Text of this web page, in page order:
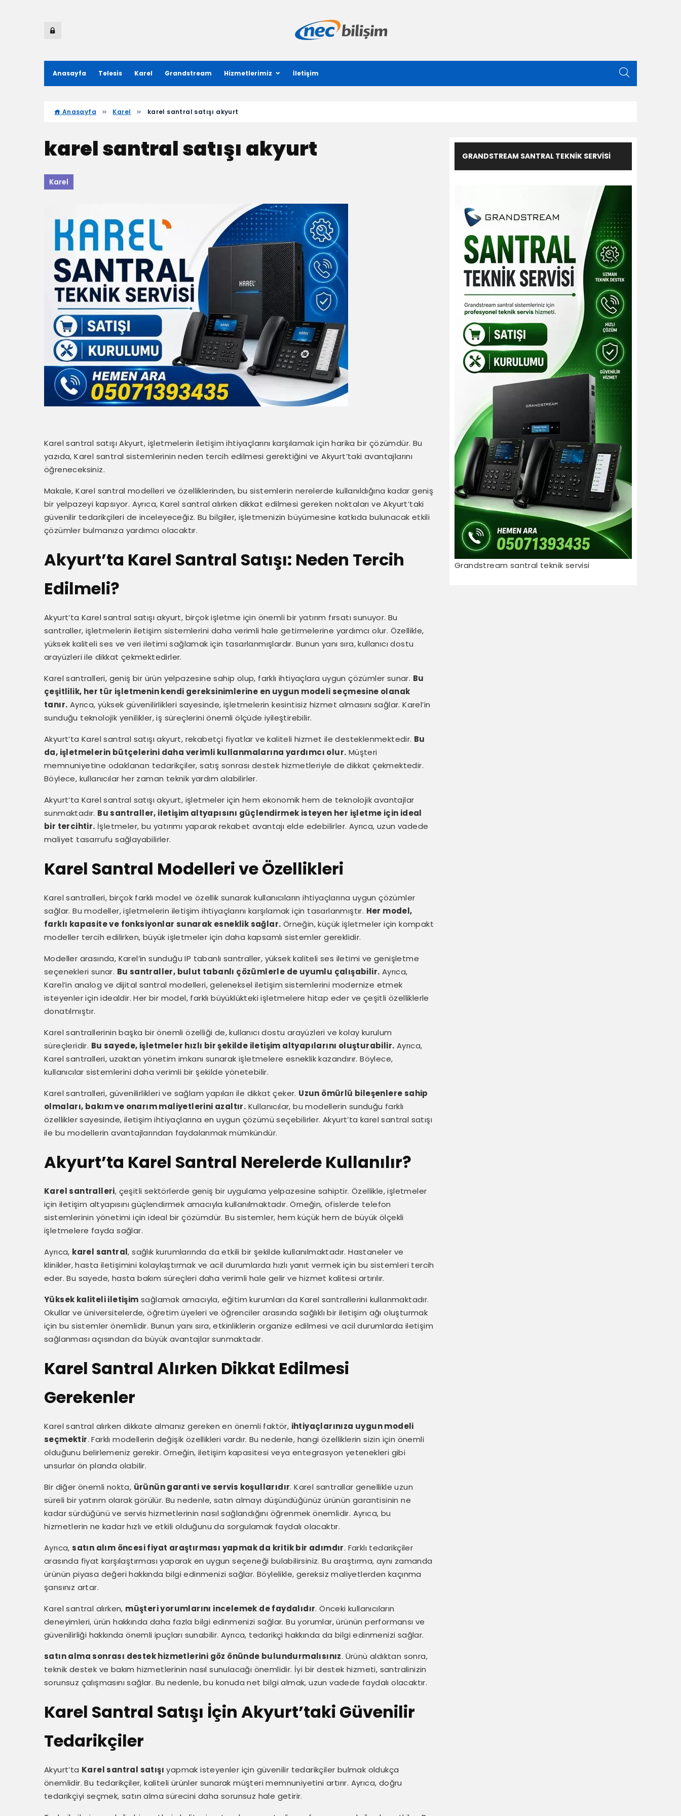
Anasayfa Telesis Karel Grandstream Hizmetlerimiz İletişim
Anasayfa Karel karel santral satışı akyurt
karel santral satışı akyurt
Karel
Karel santral satışı Akyurt, işletmelerin iletişim ihtiyaçlarını karşılamak için harika bir çözümdür. Bu
yazıda, Karel santral sistemlerinin neden tercih edilmesi gerektiğini ve Akyurt’taki avantajlarını
öğreneceksiniz.
Makale, Karel santral modelleri ve özelliklerinden, bu sistemlerin nerelerde kullanıldığına kadar geniş
bir yelpazeyi kapsıyor. Ayrıca, Karel santral alırken dikkat edilmesi gereken noktaları ve Akyurt’taki
güvenilir tedarikçileri de inceleyeceğiz. Bu bilgiler, işletmenizin büyümesine katkıda bulunacak etkili
çözümler bulmanıza yardımcı olacaktır.
Akyurt’ta Karel Santral Satışı: Neden Tercih
Edilmeli?
Akyurt’ta Karel santral satışı akyurt, birçok işletme için önemli bir yatırım fırsatı sunuyor. Bu
santraller, işletmelerin iletişim sistemlerini daha verimli hale getirmelerine yardımcı olur. Özellikle,
yüksek kaliteli ses ve veri iletimi sağlamak için tasarlanmışlardır. Bunun yanı sıra, kullanıcı dostu
arayüzleri ile dikkat çekmektedirler.
Karel santralleri, geniş bir ürün yelpazesine sahip olup, farklı ihtiyaçlara uygun çözümler sunar. Bu
çeşitlilik, her tür işletmenin kendi gereksinimlerine en uygun modeli seçmesine olanak
tanır. Ayrıca, yüksek güvenilirlikleri sayesinde, işletmelerin kesintisiz hizmet almasını sağlar. Karel’in
sunduğu teknolojik yenilikler, iş süreçlerini önemli ölçüde iyileştirebilir.
Akyurt’ta Karel santral satışı akyurt, rekabetçi fiyatlar ve kaliteli hizmet ile desteklenmektedir. Bu
da, işletmelerin bütçelerini daha verimli kullanmalarına yardımcı olur. Müşteri
memnuniyetine odaklanan tedarikçiler, satış sonrası destek hizmetleriyle de dikkat çekmektedir.
Böylece, kullanıcılar her zaman teknik yardım alabilirler.
Akyurt’ta Karel santral satışı akyurt, işletmeler için hem ekonomik hem de teknolojik avantajlar
sunmaktadır. Bu santraller, iletişim altyapısını güçlendirmek isteyen her işletme için ideal
bir tercihtir. İşletmeler, bu yatırımı yaparak rekabet avantajı elde edebilirler. Ayrıca, uzun vadede
maliyet tasarrufu sağlayabilirler.
Karel Santral Modelleri ve Özellikleri
Karel santralleri, birçok farklı model ve özellik sunarak kullanıcıların ihtiyaçlarına uygun çözümler
sağlar. Bu modeller, işletmelerin iletişim ihtiyaçlarını karşılamak için tasarlanmıştır. Her model,
farklı kapasite ve fonksiyonlar sunarak esneklik sağlar. Örneğin, küçük işletmeler için kompakt
modeller tercih edilirken, büyük işletmeler için daha kapsamlı sistemler gereklidir.
Modeller arasında, Karel’in sunduğu IP tabanlı santraller, yüksek kaliteli ses iletimi ve genişletme
seçenekleri sunar. Bu santraller, bulut tabanlı çözümlerle de uyumlu çalışabilir. Ayrıca,
Karel’in analog ve dijital santral modelleri, geleneksel iletişim sistemlerini modernize etmek
isteyenler için idealdir. Her bir model, farklı büyüklükteki işletmelere hitap eder ve çeşitli özelliklerle
donatılmıştır.
Karel santrallerinin başka bir önemli özelliği de, kullanıcı dostu arayüzleri ve kolay kurulum
süreçleridir. Bu sayede, işletmeler hızlı bir şekilde iletişim altyapılarını oluşturabilir. Ayrıca,
Karel santralleri, uzaktan yönetim imkanı sunarak işletmelere esneklik kazandırır. Böylece,
kullanıcılar sistemlerini daha verimli bir şekilde yönetebilir.
Karel santralleri, güvenilirlikleri ve sağlam yapıları ile dikkat çeker. Uzun ömürlü bileşenlere sahip
olmaları, bakım ve onarım maliyetlerini azaltır. Kullanıcılar, bu modellerin sunduğu farklı
özellikler sayesinde, iletişim ihtiyaçlarına en uygun çözümü seçebilirler. Akyurt’ta karel santral satışı
ile bu modellerin avantajlarından faydalanmak mümkündür.
Akyurt’ta Karel Santral Nerelerde Kullanılır?
Karel santralleri, çeşitli sektörlerde geniş bir uygulama yelpazesine sahiptir. Özellikle, işletmeler
için iletişim altyapısını güçlendirmek amacıyla kullanılmaktadır. Örneğin, ofislerde telefon
sistemlerinin yönetimi için ideal bir çözümdür. Bu sistemler, hem küçük hem de büyük ölçekli
işletmelere fayda sağlar.
Ayrıca, karel santral, sağlık kurumlarında da etkili bir şekilde kullanılmaktadır. Hastaneler ve
klinikler, hasta iletişimini kolaylaştırmak ve acil durumlarda hızlı yanıt vermek için bu sistemleri tercih
eder. Bu sayede, hasta bakım süreçleri daha verimli hale gelir ve hizmet kalitesi artırılır.
Yüksek kaliteli iletişim sağlamak amacıyla, eğitim kurumları da Karel santrallerini kullanmaktadır.
Okullar ve üniversitelerde, öğretim üyeleri ve öğrenciler arasında sağlıklı bir iletişim ağı oluşturmak
için bu sistemler önemlidir. Bunun yanı sıra, etkinliklerin organize edilmesi ve acil durumlarda iletişim
sağlanması açısından da büyük avantajlar sunmaktadır.
Karel Santral Alırken Dikkat Edilmesi
Gerekenler
Karel santral alırken dikkate almanız gereken en önemli faktör, ihtiyaçlarınıza uygun modeli
seçmektir. Farklı modellerin değişik özellikleri vardır. Bu nedenle, hangi özelliklerin sizin için önemli
olduğunu belirlemeniz gerekir. Örneğin, iletişim kapasitesi veya entegrasyon yetenekleri gibi
unsurlar ön planda olabilir.
Bir diğer önemli nokta, ürünün garanti ve servis koşullarıdır. Karel santrallar genellikle uzun
süreli bir yatırım olarak görülür. Bu nedenle, satın almayı düşündüğünüz ürünün garantisinin ne
kadar sürdüğünü ve servis hizmetlerinin nasıl sağlandığını öğrenmek önemlidir. Ayrıca, bu
hizmetlerin ne kadar hızlı ve etkili olduğunu da sorgulamak faydalı olacaktır.
Ayrıca, satın alım öncesi fiyat araştırması yapmak da kritik bir adımdır. Farklı tedarikçiler
arasında fiyat karşılaştırması yaparak en uygun seçeneği bulabilirsiniz. Bu araştırma, aynı zamanda
ürünün piyasa değeri hakkında bilgi edinmenizi sağlar. Böylelikle, gereksiz maliyetlerden kaçınma
şansınız artar.
Karel santral alırken, müşteri yorumlarını incelemek de faydalıdır. Önceki kullanıcıların
deneyimleri, ürün hakkında daha fazla bilgi edinmenizi sağlar. Bu yorumlar, ürünün performansı ve
güvenilirliği hakkında önemli ipuçları sunabilir. Ayrıca, tedarikçi hakkında da bilgi edinmenizi sağlar.
satın alma sonrası destek hizmetlerini göz önünde bulundurmalısınız. Ürünü aldıktan sonra,
teknik destek ve bakım hizmetlerinin nasıl sunulacağı önemlidir. İyi bir destek hizmeti, santralinizin
sorunsuz çalışmasını sağlar. Bu nedenle, bu konuda net bilgi almak, uzun vadede faydalı olacaktır.
Karel Santral Satışı İçin Akyurt’taki Güvenilir
Tedarikçiler
Akyurt’ta Karel santral satışı yapmak isteyenler için güvenilir tedarikçiler bulmak oldukça
önemlidir. Bu tedarikçiler, kaliteli ürünler sunarak müşteri memnuniyetini artırır. Ayrıca, doğru
tedarikçiyi seçmek, satın alma sürecini daha sorunsuz hale getirir.
GRANDSTREAM SANTRAL TEKNIK SERVISI
Grandstream santral teknik servisi